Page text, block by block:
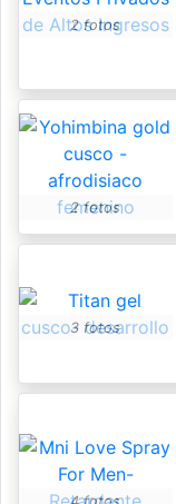
2 fotos
2 fotos
3 fotos